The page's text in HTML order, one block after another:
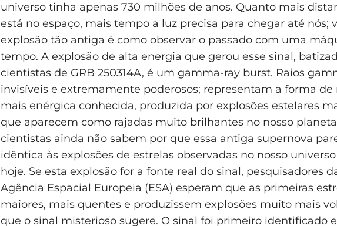
universo tinha apenas 730 milhões de anos. Quanto mais
está no espaço, mais tempo a luz precisa para chegar até nós;
explosão tão antiga é como observar o passado com uma
tempo. A explosão de alta energia que gerou esse sinal,
cientistas de GRB 250314A, é um gamma-ray burst. Raios
invisíveis e extremamente poderosos; representam a forma de
mais enérgica conhecida, produzida por explosões estelares
que aparecem como rajadas muito brilhantes no nosso
cientistas ainda não sabem por que essa antiga supernova
idêntica às explosões de estrelas observadas no nosso
hoje. Se esta explosão for a fonte real do sinal, pesquisadores
Agência Espacial Europeia (ESA) esperam que as primeiras
maiores, mais quentes e produzissem explosões muito mais
que o sinal misterioso sugere. O sinal foi primeiro identificado